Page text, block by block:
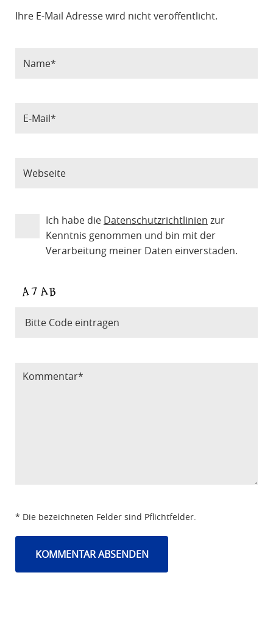
Ihre E-Mail Adresse wird nicht veröffentlicht.
Ich habe die Datenschutzrichtlinien zur
Kenntnis genommen und bin mit der
Verarbeitung meiner Daten einverstaden.
* Die bezeichneten Felder sind Pflichtfelder.